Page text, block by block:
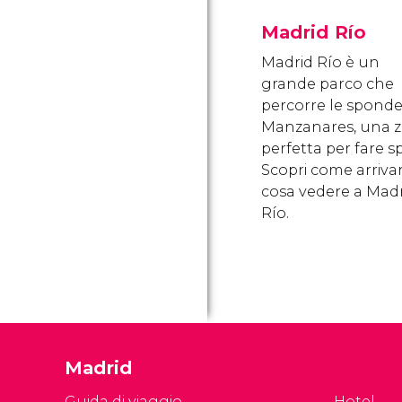
Madrid Río
Madrid Río è un
grande parco che
percorre le sponde
Manzanares, una
perfetta per fare
Scopri come
cosa vedere a
Río.
Madrid